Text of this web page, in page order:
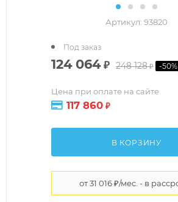
Артикул: 93820
124 064₽ 248 128₽ -50%
Цена при оплате на сайте
117 860 ₽
Под заказ
В КОРЗИНУ